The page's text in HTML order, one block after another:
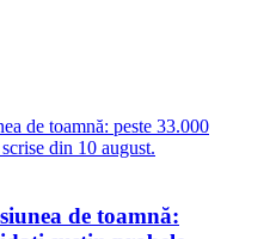
de toamnă: